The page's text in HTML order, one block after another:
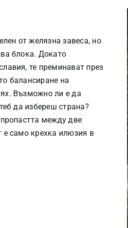
от желязна завеса, но
блока. Докато
те преминават през
балансиране на
Възможно ли е да
да избереш страна?
между две
е само крехка илюзия в